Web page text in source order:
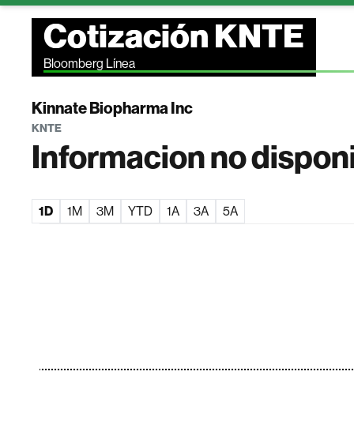
Cotización KNTE
Bloomberg Línea
Kinnate Biopharma Inc
KNTE
Informacion no
1D 1M 3M YTD 1A 3A 5A